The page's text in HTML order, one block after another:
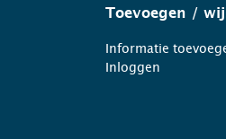
Toevoegen /
Informatie
Inloggen